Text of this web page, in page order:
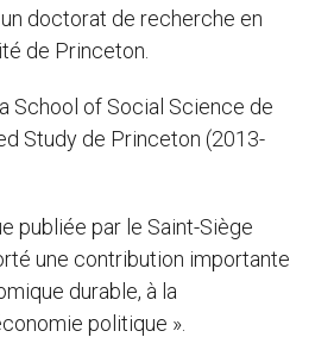
un doctorat de recherche en
de Princeton.
School of Social Science de
Study de Princeton (2013-
publiée par le Saint-Siège
une contribution importante
durable, à la
politique ».